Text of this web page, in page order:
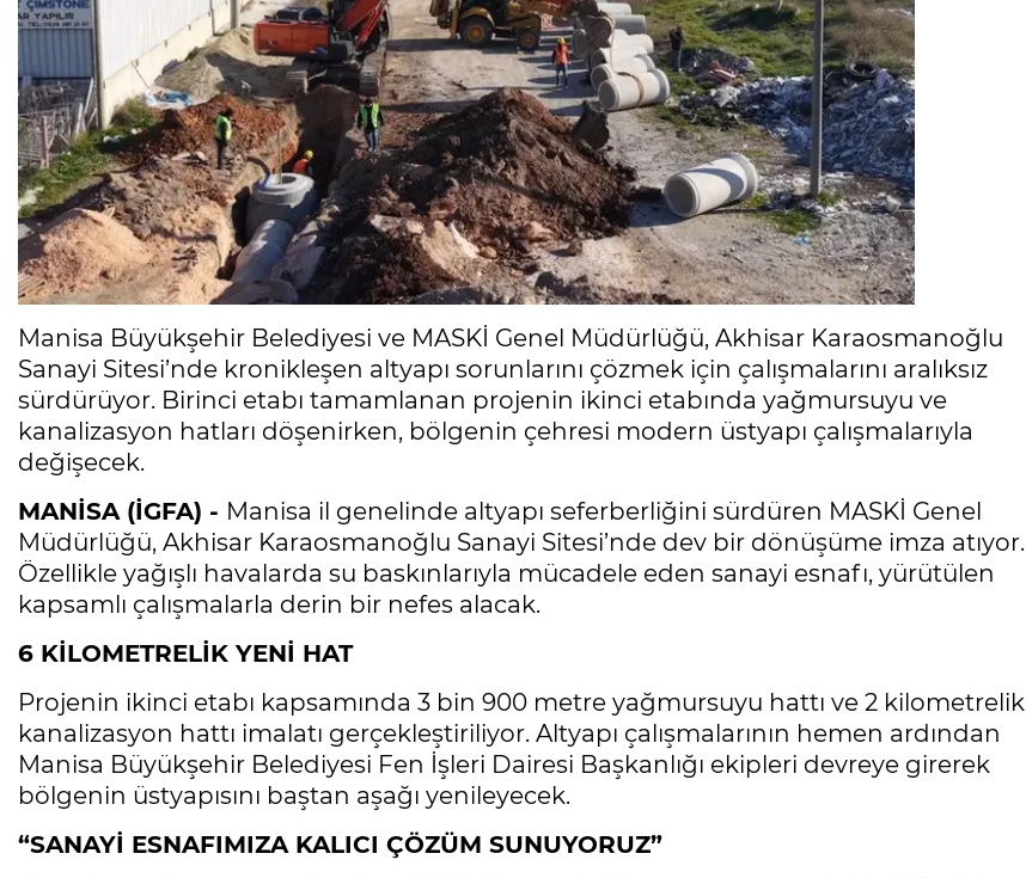
Manisa Büyükşehir Belediyesi ve MASKİ Genel Müdürlüğü, Akhisar Karaosmanoğlu
Sanayi Sitesi’nde kronikleşen altyapı sorunlarını çözmek için çalışmalarını aralıksız
sürdürüyor. Birinci etabı tamamlanan projenin ikinci etabında yağmursuyu ve
kanalizasyon hatları döşenirken, bölgenin çehresi modern üstyapı çalışmalarıyla
değişecek.
MANİSA (İGFA) - Manisa il genelinde altyapı seferberliğini sürdüren MASKİ Genel
Müdürlüğü, Akhisar Karaosmanoğlu Sanayi Sitesi’nde dev bir dönüşüme imza atıyor.
Özellikle yağışlı havalarda su baskınlarıyla mücadele eden sanayi esnafı, yürütülen
kapsamlı çalışmalarla derin bir nefes alacak.
6 KİLOMETRELİK YENİ HAT
Projenin ikinci etabı kapsamında 3 bin 900 metre yağmursuyu hattı ve 2 kilometrelik
kanalizasyon hattı imalatı gerçekleştiriliyor. Altyapı çalışmalarının hemen ardından
Manisa Büyükşehir Belediyesi Fen İşleri Dairesi Başkanlığı ekipleri devreye girerek
bölgenin üstyapısını baştan aşağı yenileyecek.
“SANAYİ ESNAFIMIZA KALICI ÇÖZÜM SUNUYORUZ”